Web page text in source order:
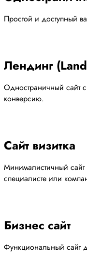
Простой и доступный
Лендинг
Одностраничный сайт
конверсию.
Сайт визитка
Минималистичный
специалисте или
Бизнес сайт
Функциональный сайт